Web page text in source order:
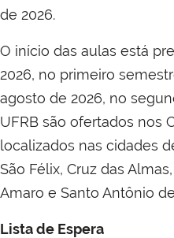
de 2026.
O início das aulas está
2026, no primeiro
agosto de 2026, no
UFRB são ofertados nos
localizados nas cidades
São Félix, Cruz das
Amaro e Santo Antônio
Lista de Espera